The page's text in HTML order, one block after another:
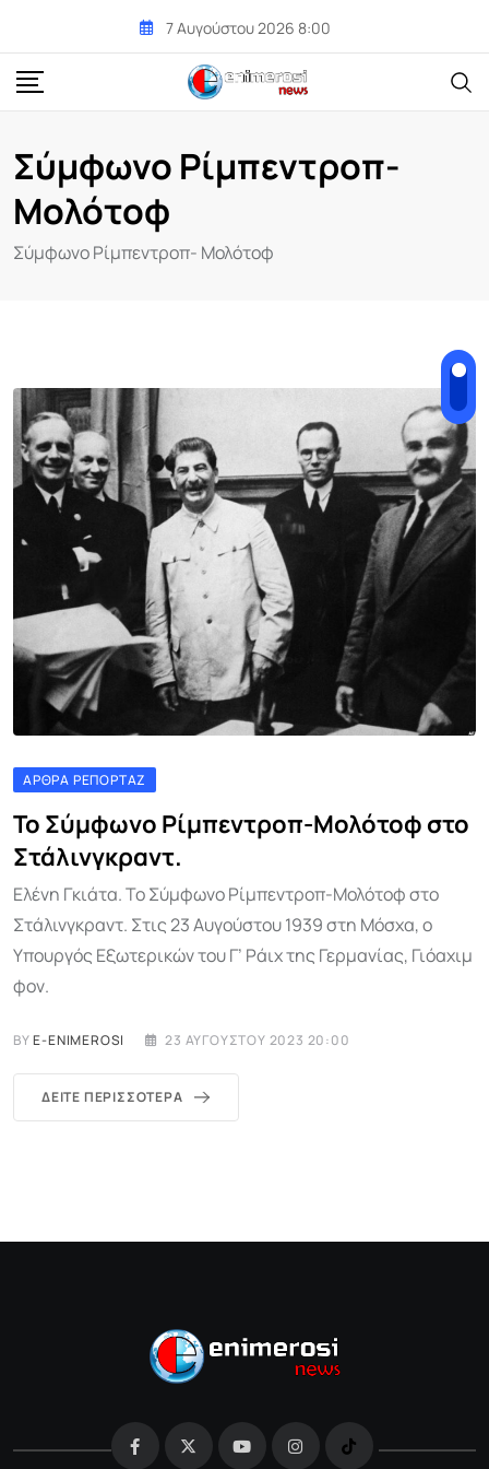
content
7 Αυγούστου 2026 8:00
Σύμφωνο Ρίμπεντροπ-
Μολότοφ
Σύμφωνο Ρίμπεντροπ- Μολότοφ
ΆΡΘΡΑ ΡΕΠΟΡΤΆΖ
Το Σύμφωνο Ρίμπεντροπ-Μολότοφ στο
Στάλινγκραντ.
Ελένη Γκιάτα. Το Σύμφωνο Ρίμπεντροπ-Μολότοφ στο
Στάλινγκραντ. Στις 23 Αυγούστου 1939 στη Μόσχα, ο
Υπουργός Εξωτερικών του Γ’ Ράιχ της Γερμανίας, Γιόαχιμ
φον.
BYE-ENIMEROSI 23 ΑΥΓΟΎΣΤΟΥ 2023 20:00
ΔΕΊΤΕ ΠΕΡΙΣΣΌΤΕΡΑ